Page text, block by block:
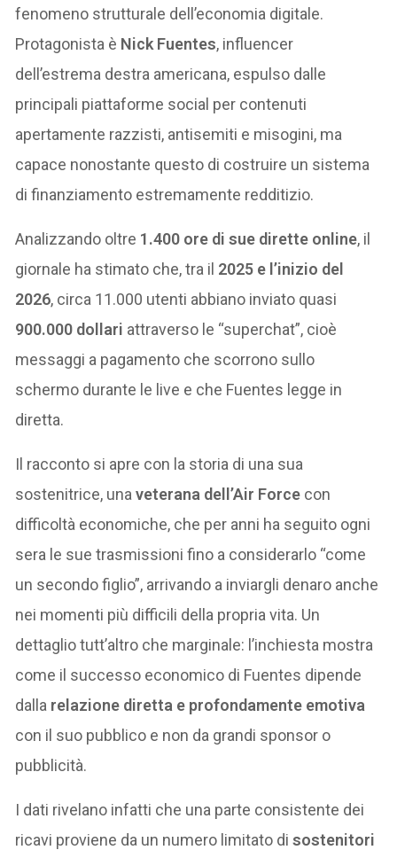
fenomeno strutturale dell’economia digitale.
Protagonista è Nick Fuentes, influencer
dell’estrema destra americana, espulso dalle
principali piattaforme social per contenuti
apertamente razzisti, antisemiti e misogini, ma
capace nonostante questo di costruire un sistema
di finanziamento estremamente redditizio.
Analizzando oltre 1.400 ore di sue dirette online, il
giornale ha stimato che, tra il 2025 e l’inizio del
2026, circa 11.000 utenti abbiano inviato quasi
900.000 dollari attraverso le “superchat”, cioè
messaggi a pagamento che scorrono sullo
schermo durante le live e che Fuentes legge in
diretta.
Il racconto si apre con la storia di una sua
sostenitrice, unaveterana dell’Air Force con
difficoltà economiche, che per anni ha seguito ogni
sera le sue trasmissioni fino a considerarlo “come
un secondo figlio”, arrivando a inviargli denaro anche
nei momenti più difficili della propria vita. Un
dettaglio tutt’altro che marginale: l’inchiesta mostra
come il successo economico di Fuentes dipende
dalla relazione diretta e profondamente emotiva
con il suo pubblico e non da grandi sponsor o
pubblicità.
I dati rivelano infatti che una parte consistente dei
ricavi proviene da un numero limitato disostenitori